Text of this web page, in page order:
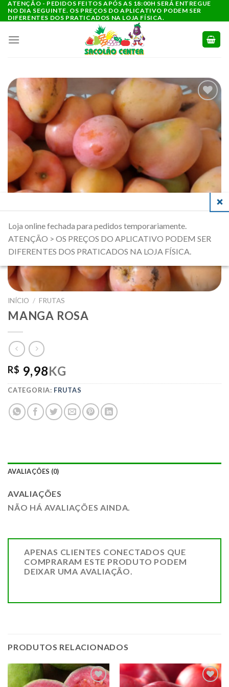
para
conteúdo
ATENÇÃO - PEDIDOS FEITOS APÓS AS 18:00H SERÁ ENTREGUE
NO DIA SEGUINTE. OS PREÇOS DO APLICATIVO PODEM SER
DIFERENTES DOS PRATICADOS NA LOJA FÍSICA.
ADICIONAR
INÍCIO / FRUTAS
MANGA ROSA
R$ 9,98KG
CATEGORIA: FRUTAS
AVALIAÇÕES (0)
AVALIAÇÕES
NÃO HÁ AVALIAÇÕES AINDA.
APENAS CLIENTES CONECTADOS QUE
COMPRARAM ESTE PRODUTO PODEM
DEIXAR UMA AVALIAÇÃO.
PRODUTOS RELACIONADOS
Loja online fechada para pedidos temporariamente.
ATENÇÃO > OS PREÇOS DO APLICATIVO PODEM SER
DIFERENTES DOS PRATICADOS NA LOJA FÍSICA.